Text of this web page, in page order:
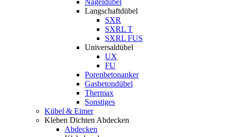
Nageldübel
Langschaftdübel
SXR
SXRL T
SXRL FUS
Universaldübel
UX
FU
Porenbetonanker
Gasbetondübel
Thermax
Sonstiges
Kübel & Eimer
Kleben Dichten Abdecken
Abdecken